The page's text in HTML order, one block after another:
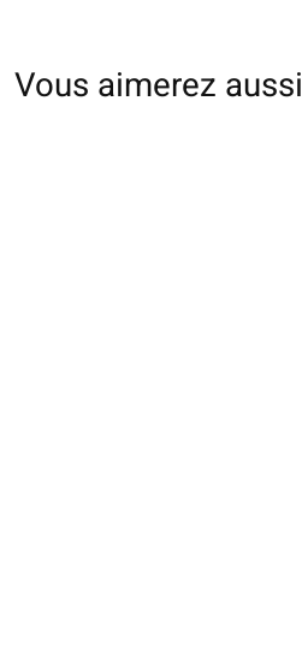
Vous aimerez aussi